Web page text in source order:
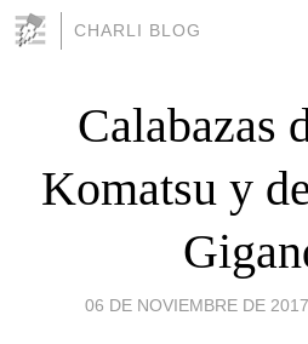
CHARLI BLOG
Calabazas
Komatsu y
06 DE NOVIEMBRE DE